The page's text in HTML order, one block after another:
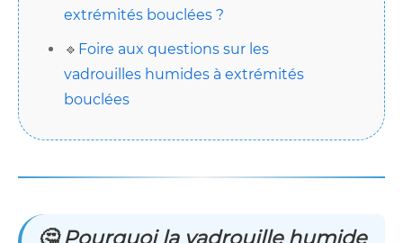
extrémités bouclées ?
🔹 Foire aux questions sur les
vadrouilles humides à extrémités
bouclées
🤔 Pourquoi la vadrouille humide